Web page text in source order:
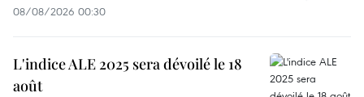
08/08/2026 00:30
L'indice ALE 2025 sera dévoilé le 18
août